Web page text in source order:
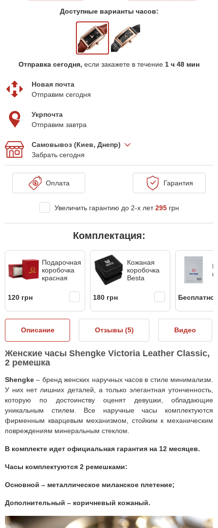
Доступные варианты часов:
Отправка сегодня, если закажете в течение 1 ч 48 мин
Новая почта
Отправим сегодня
Укрпочта
Отправим завтра
Самовывоз (Киев, Днепр)
Забрать сегодня
Оплата Гарантия
Увеличить гарантию до 2-х лет295 грн
Комплектация:
Подарочная
коробочка
красная
120 грн
Кожаная
коробочка
Besta
180 грн Бесплатно
Описание Отзывы (5) Видео
Женские часы Shengke Victoria Leather Classic,
2 ремешка
Shengke – бренд женских наручных часов в стиле минимализм.
У них нет лишних деталей, а только элегантная утонченность,
которую по достоинству оценят девушки, обладающие
уникальным стилем. Все наручные часы комплектуются
фирменным кварцевым механизмом, стойким к механическим
повреждениям минеральным стеклом.
В комплекте идет официальная гарантия на 12 месяцев.
Часы комплектуются 2 ремешками:
Основной – металлическое миланское плетение;
Дополнительный – коричневый кожаный.